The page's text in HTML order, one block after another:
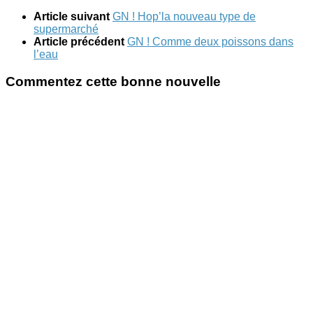
Article suivant GN ! Hop’la nouveau type de
supermarché
Article précédent GN ! Comme deux poissons dans
l’eau
Commentez cette bonne nouvelle